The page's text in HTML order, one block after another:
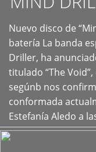
Nuevo disco de
batería La banda
Driller, ha
titulado “The
segúnb nos
conformada
Estefanía Aledo a